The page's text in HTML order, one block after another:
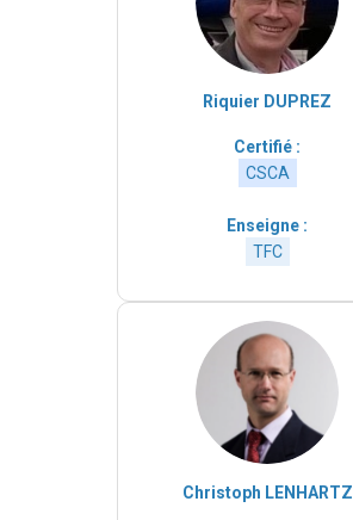
Riquier DUPREZ
Certifié :
CSCA
Enseigne :
TFC
Christoph LENHARTZ